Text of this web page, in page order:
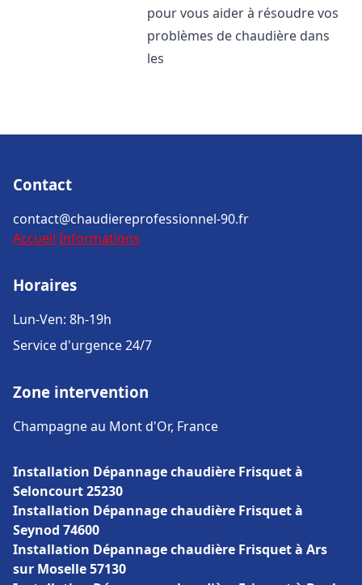
pour vous aider à résoudre vos
problèmes de chaudière dans
les
Contact
contact@chaudiereprofessionnel-90.fr
Accueil Informations
Horaires
Lun-Ven: 8h-19h
Service d'urgence 24/7
Zone intervention
Champagne au Mont d'Or, France
Installation Dépannage chaudière Frisquet à
Seloncourt 25230
Installation Dépannage chaudière Frisquet à
Seynod 74600
Installation Dépannage chaudière Frisquet à Ars
sur Moselle 57130